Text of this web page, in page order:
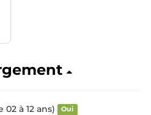
à 12 ans) Oui